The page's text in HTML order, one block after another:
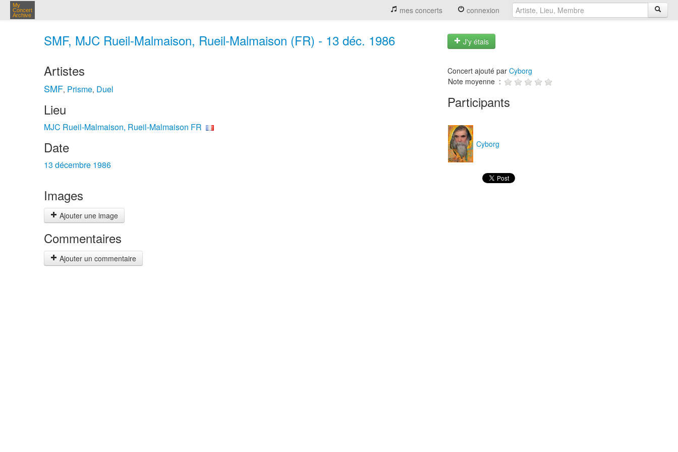
My
Concert
Archive
mes concerts connexion
SMF, MJC Rueil-Malmaison, Rueil-Malmaison (FR) - 13 déc. 1986 J'y étais
Artistes
SMF, Prisme, Duel
Lieu
MJC Rueil-Malmaison, Rueil-Malmaison FR
Date
13 décembre 1986
Images
Ajouter une image
Commentaires
Ajouter un commentaire
Concert ajouté par Cyborg
Note moyenne :
Participants
Cyborg